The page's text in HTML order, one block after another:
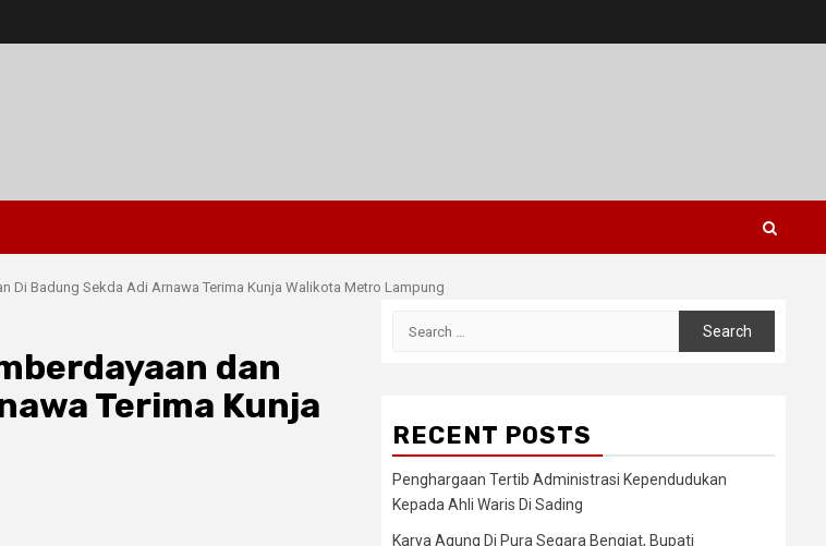
Di Badung Sekda Adi Arnawa Terima Kunja Walikota Metro Lampung
dan
Terima Kunja
RECENT POSTS
Penghargaan Tertib Administrasi Kependudukan
Kepada Ahli Waris Di Sading
Karya Agung Di Pura Segara Bengiat, Bupati